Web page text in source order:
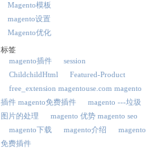
Magento模板
magento设置
Magento优化
标签
magento插件
session
ChildchildHtml
Featured-Product
free_extension magentouse.com magento
插件 magento免费插件
magento ---垃圾
图片的处理
magento 优势 magento seo
magento下载
magento介绍
magento
免费插件